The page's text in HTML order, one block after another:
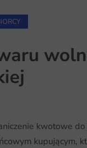
kwotowe
kupującym,